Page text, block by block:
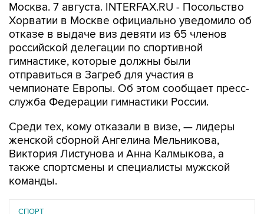
Москва. 7 августа. INTERFAX.RU - Посольство
Хорватии в Москве официально уведомило об
отказе в выдаче виз девяти из 65 членов
российской делегации по спортивной
гимнастике, которые должны были
отправиться в Загреб для участия в
чемпионате Европы. Об этом сообщает пресс-
служба Федерации гимнастики России.
Среди тех, кому отказали в визе, — лидеры
женской сборной Ангелина Мельникова,
Виктория Листунова и Анна Калмыкова, а
также спортсмены и специалисты мужской
команды.
СПОРТ